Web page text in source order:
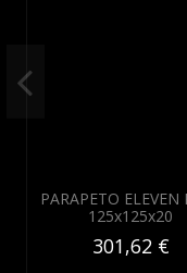
PARAPETO ELEVEN
125x125x20
301,62 €